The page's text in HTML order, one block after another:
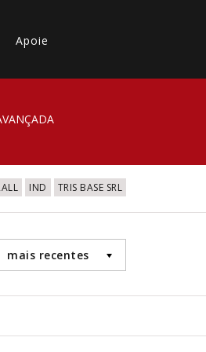
Apoie
IND TRIS BASE SRL
mais recentes